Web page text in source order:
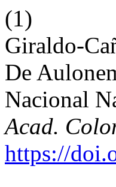
(1)
Giraldo-
De
Nacional
Acad.
https://